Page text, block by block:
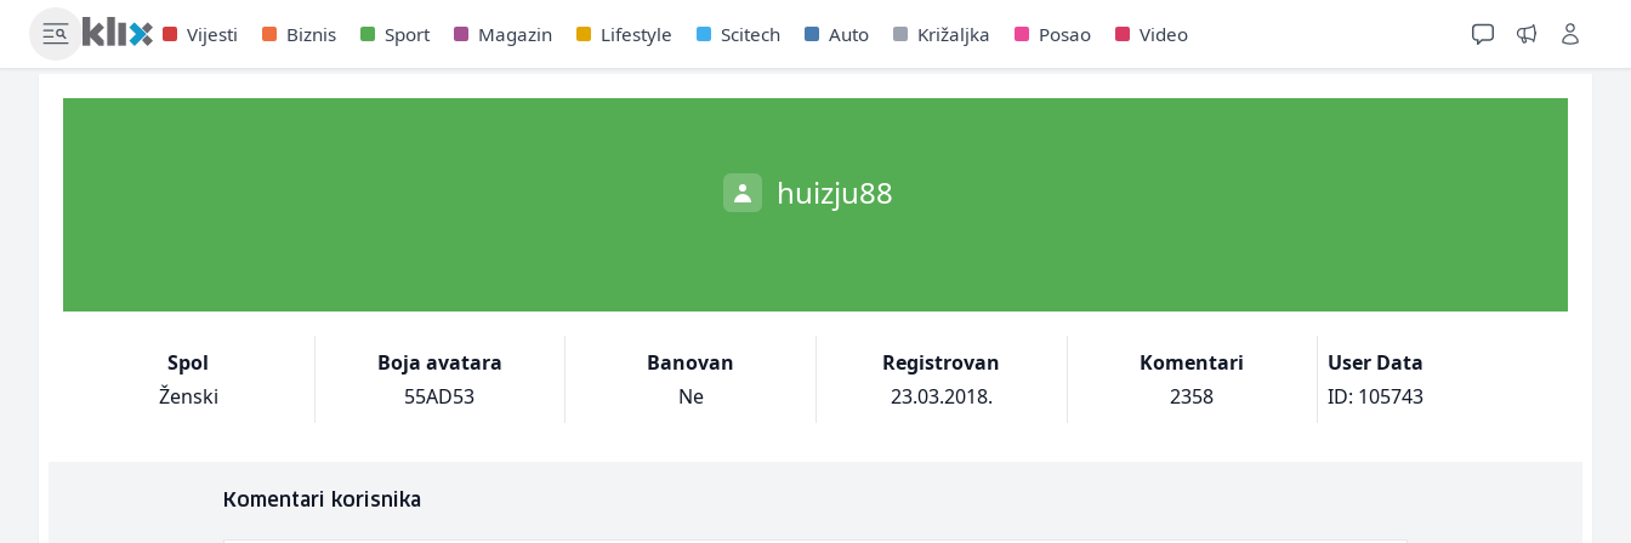
Vijesti Biznis Sport Magazin Lifestyle Scitech Auto Križaljka Posao Video
huizju88
Spol
Ženski
Boja avatara
55AD53
Banovan
Ne
Registrovan
23.03.2018.
Komentari
2358
User Data
ID: 105743
Komentari korisnika